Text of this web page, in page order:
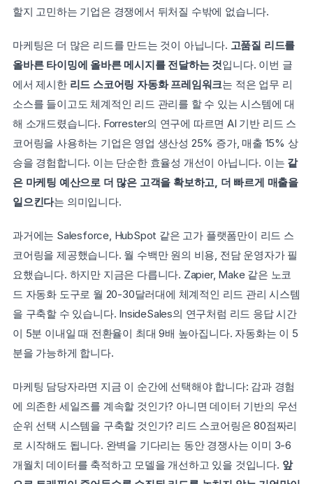
할지 고민하는 기업은 경쟁에서 뒤처질 수밖에 없습니다.
마케팅은 더 많은 리드를 만드는 것이 아닙니다. 고품질 리드를
올바른 타이밍에 올바른 메시지를 전달하는 것입니다. 이번 글
에서 제시한 리드 스코어링 자동화 프레임워크는 적은 업무 리
소스를 들이고도 체계적인 리드 관리를 할 수 있는 시스템에 대
해 소개드렸습니다. Forrester의 연구에 따르면 AI 기반 리드 스
코어링을 사용하는 기업은 영업 생산성 25% 증가, 매출 15% 상
승을 경험합니다. 이는 단순한 효율성 개선이 아닙니다. 이는 같
은 마케팅 예산으로 더 많은 고객을 확보하고, 더 빠르게 매출을
일으킨다는 의미입니다.
과거에는 Salesforce, HubSpot 같은 고가 플랫폼만이 리드 스
코어링을 제공했습니다. 월 수백만 원의 비용, 전담 운영자가 필
요했습니다. 하지만 지금은 다릅니다. Zapier, Make 같은 노코
드 자동화 도구로 월 20-30달러대에 체계적인 리드 관리 시스템
을 구축할 수 있습니다. InsideSales의 연구처럼 리드 응답 시간
이 5분 이내일 때 전환율이 최대 9배 높아집니다. 자동화는 이 5
분을 가능하게 합니다.
마케팅 담당자라면 지금 이 순간에 선택해야 합니다: 감과 경험
에 의존한 세일즈를 계속할 것인가? 아니면 데이터 기반의 우선
순위 선택 시스템을 구축할 것인가? 리드 스코어링은 80점짜리
로 시작해도 됩니다. 완벽을 기다리는 동안 경쟁사는 이미 3-6
개월치 데이터를 축적하고 모델을 개선하고 있을 것입니다. 앞